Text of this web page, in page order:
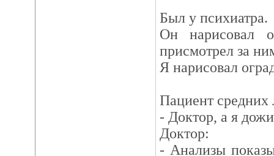
Был у психиатра.
Он нарисовал
присмотрел за
Я нарисовал
Пациент средних
- Доктор, а я
Доктор:
- Анализы